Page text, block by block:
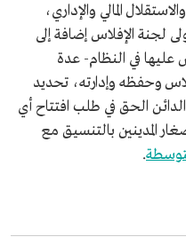
المالي والإداري،
لجنة الإفلاس إضافة إلى
عليها في النظام- عدة
وحفظه وإدارته، تحديد
الحق في طلب افتتاح أي
المدينين بالتنسيق مع
.